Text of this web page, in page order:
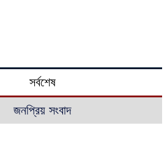
সর্বশেষ
জনপ্রিয় সংবাদ